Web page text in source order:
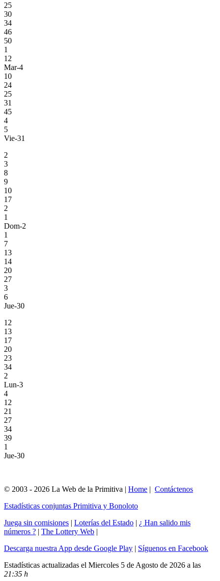
25
30
34
46
50
1
12
Mar-4
10
24
25
31
45
4
5
Vie-31
2
3
8
9
10
17
2
1
Dom-2
1
7
13
14
20
27
3
6
Jue-30
12
13
17
20
23
34
2
Lun-3
4
12
21
27
34
39
1
Jue-30
© 2003 - 2026 La Web de la Primitiva | Home | Contáctenos
Estadísticas conjuntas Primitiva y Bonoloto
Juega sin comisiones | Loterías del Estado | ¿ Han salido mis
números ? | The Lottery Web |
Descarga nuestra App desde Google Play | Síguenos en Facebook
Estadísticas actualizadas el Miercoles 5 de Agosto de 2026 a las
21:35 h